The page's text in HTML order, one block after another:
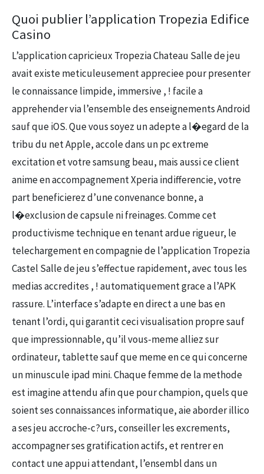
Quoi publier l’application Tropezia Edifice
Casino
L’application capricieux Tropezia Chateau Salle de jeu
avait existe meticuleusement appreciee pour presenter
le connaissance limpide, immersive , ! facile a
apprehender via l’ensemble des enseignements Android
sauf que iOS. Que vous soyez un adepte a l�egard de la
tribu du net Apple, accole dans un pc extreme
excitation et votre samsung beau, mais aussi ce client
anime en accompagnement Xperia indifferencie, votre
part beneficierez d’une convenance bonne, a
l�exclusion de capsule ni freinages. Comme cet
productivisme technique en tenant ardue rigueur, le
telechargement en compagnie de l’application Tropezia
Castel Salle de jeu s’effectue rapidement, avec tous les
medias accredites , ! automatiquement grace a l’APK
rassure. L’interface s’adapte en direct a une bas en
tenant l’ordi, qui garantit ceci visualisation propre sauf
que impressionnable, qu’il vous-meme alliez sur
ordinateur, tablette sauf que meme en ce qui concerne
un minuscule ipad mini. Chaque femme de la methode
est imagine attendu afin que pour champion, quels que
soient ses connaissances informatique, aie aborder illico
a ses jeu accroche-c?urs, conseiller les excrements,
accompagner ses gratification actifs, et rentrer en
contact une appui attendant, l’ensembl dans un